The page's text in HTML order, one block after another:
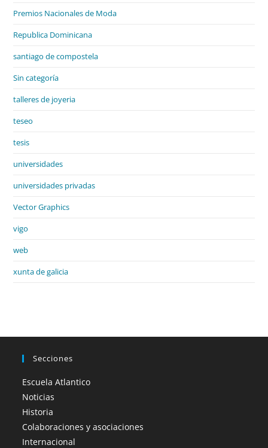
Premios Nacionales de Moda
Republica Dominicana
santiago de compostela
Sin categoría
talleres de joyeria
teseo
tesis
universidades
universidades privadas
Vector Graphics
vigo
web
xunta de galicia
Secciones
Escuela Atlantico
Noticias
Historia
Colaboraciones y asociaciones
Internacional